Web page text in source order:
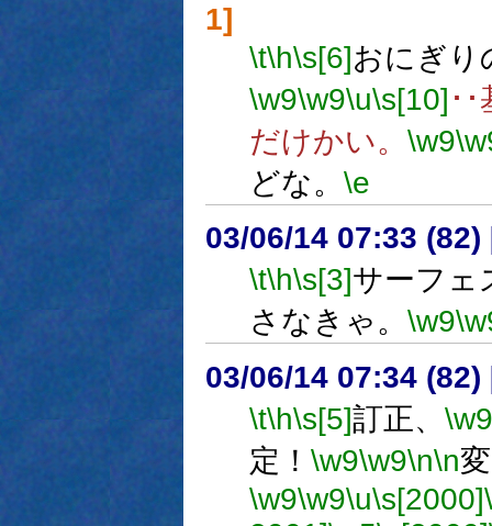
1]
\t\h\s[6]おにぎり
\w9\w9\u\s[10] ･
だけかい。 \w9
どな。 \e
03/06/14 07:33 (82)
\t\h\s[3]サーフェ
さなきゃ。 \w9
03/06/14 07:34 (82)
\t\h\s[5]訂正、 \w9
定！ \w9\w9\n\n
\w9\w9\u\s[2000]